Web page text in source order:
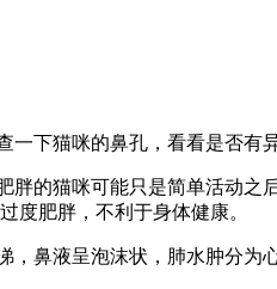
下猫咪的鼻孔，看看是否有
的猫咪可能只是简单活动
度肥胖，不利于身体健康。
鼻液呈泡沫状，肺水肿分为